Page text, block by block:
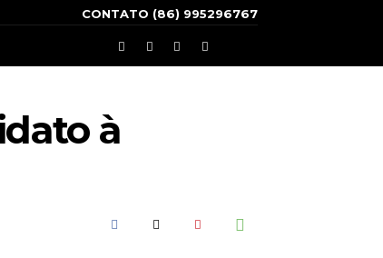
CONTATO (86) 995296767
à